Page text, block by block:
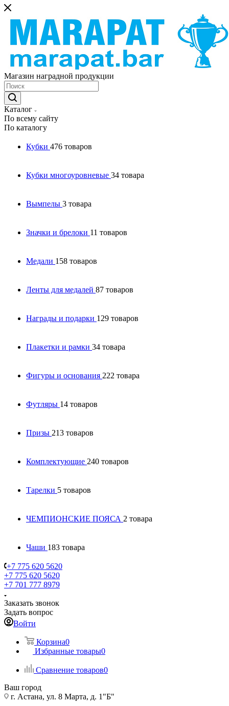
Магазин наградной продукции
Каталог
По всему сайту
По каталогу
Кубки 476 товаров
Кубки многоуровневые 34 товара
Вымпелы 3 товара
Значки и брелоки 11 товаров
Медали 158 товаров
Ленты для медалей 87 товаров
Награды и подарки 129 товаров
Плакетки и рамки 34 товара
Фигуры и основания 222 товара
Футляры 14 товаров
Призы 213 товаров
Комплектующие 240 товаров
Тарелки 5 товаров
ЧЕМПИОНСКИЕ ПОЯСА 2 товара
Чаши 183 товара
+7 775 620 5620
+7 775 620 5620
+7 701 777 8979
Заказать звонок
Задать вопрос
Войти
Корзина0
Избранные товары0
Сравнение товаров0
Ваш город
г. Астана, ул. 8 Марта, д. 1"Б"